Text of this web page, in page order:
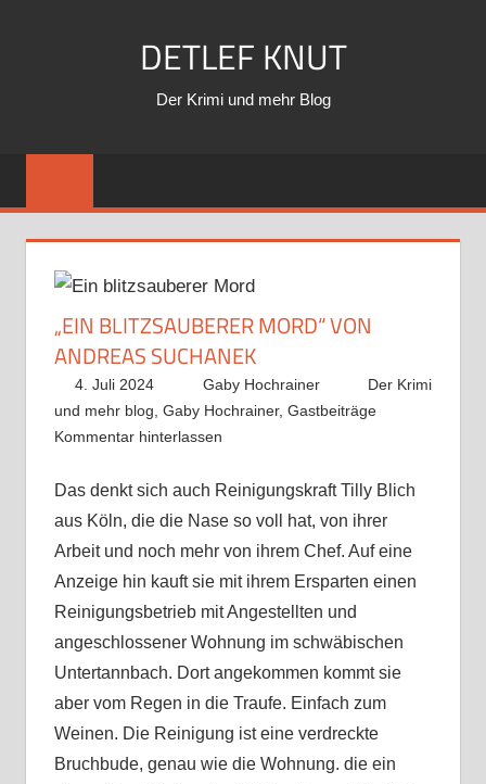
DETLEF KNUT
Der Krimi und mehr Blog
„EIN BLITZSAUBERER MORD“ VON
ANDREAS SUCHANEK
4. Juli 2024 Gaby Hochrainer
Der Krimi
und mehr blog, Gaby Hochrainer, Gastbeiträge
Kommentar hinterlassen
Das denkt sich auch Reinigungskraft Tilly Blich
aus Köln, die die Nase so voll hat, von ihrer
Arbeit und noch mehr von ihrem Chef. Auf eine
Anzeige hin kauft sie mit ihrem Ersparten einen
Reinigungsbetrieb mit Angestellten und
angeschlossener Wohnung im schwäbischen
Untertannbach. Dort angekommen kommt sie
aber vom Regen in die Traufe. Einfach zum
Weinen. Die Reinigung ist eine verdreckte
Bruchbude, genau wie die Wohnung. die ein